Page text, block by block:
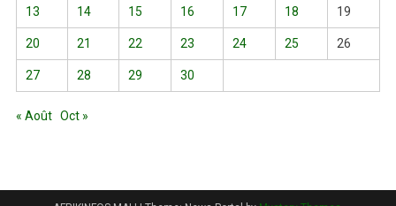
13 14 15 16 17 18 19
20 21 22 23 24 25 26
27 28 29 30
« Août Oct »